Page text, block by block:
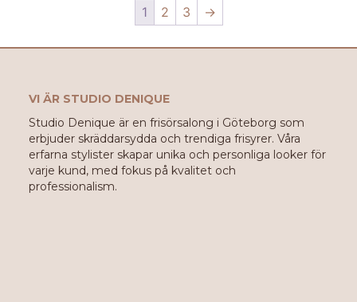
1 2 3 →
VI ÄR STUDIO DENIQUE
Studio Denique är en frisörsalong i Göteborg som
erbjuder skräddarsydda och trendiga frisyrer. Våra
erfarna stylister skapar unika och personliga looker för
varje kund, med fokus på kvalitet och
professionalism.